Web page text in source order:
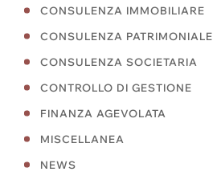
CONSULENZA IMMOBILIARE
CONSULENZA PATRIMONIALE
CONSULENZA SOCIETARIA
CONTROLLO DI GESTIONE
FINANZA AGEVOLATA
MISCELLANEA
NEWS